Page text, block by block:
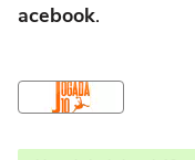
acebook.